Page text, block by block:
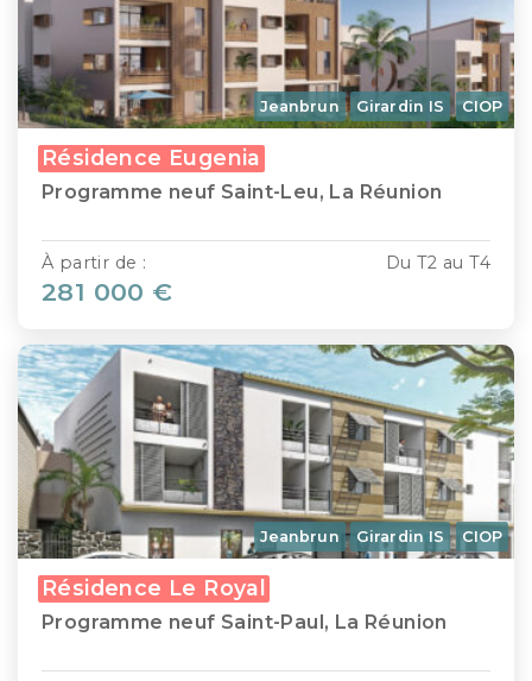
Jeanbrun Girardin IS CIOP
Résidence Eugenia
Programme neuf Saint-Leu, La Réunion
Du T2 au T4
À partir de :
281 000 €
Jeanbrun Girardin IS CIOP
Résidence Le Royal
Programme neuf Saint-Paul, La Réunion